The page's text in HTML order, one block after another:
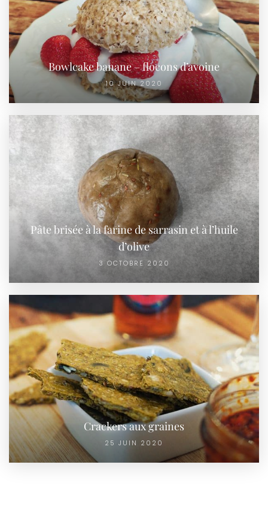
Bowlcake banane – flocons d’avoine
10 JUIN 2020
Pâte brisée à la farine de sarrasin et à l’huile
d’olive
3 OCTOBRE 2020
Crackers aux graines
25 JUIN 2020